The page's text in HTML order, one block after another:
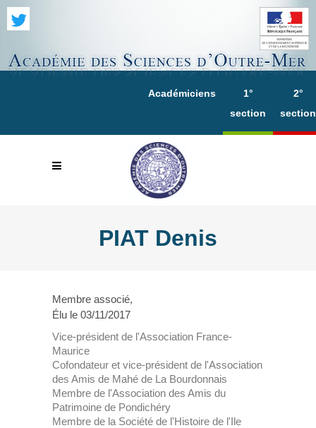
Académiciens
1°
section
2°
section
PIAT Denis
Membre associé,
Élu le 03/11/2017
Vice-président de l'Association France-
Maurice
Cofondateur et vice-président de l'Association
des Amis de Mahé de La Bourdonnais
Membre de l'Association des Amis du
Patrimoine de Pondichéry
Membre de la Société de l'Histoire de l'Ile